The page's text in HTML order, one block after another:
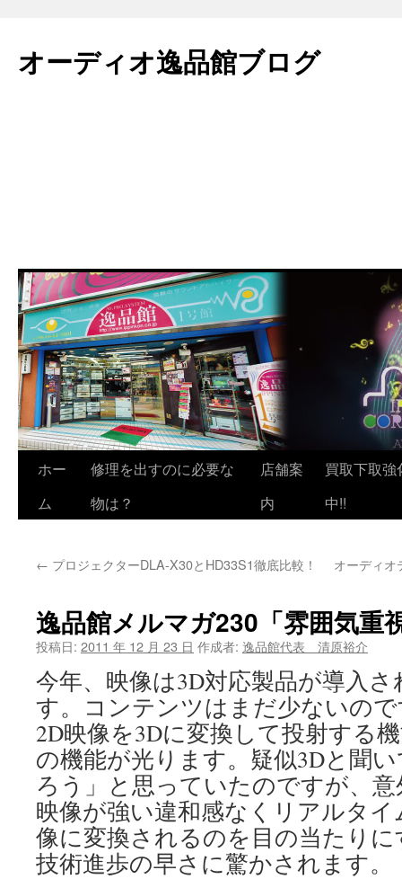
テ
ン
オーディオ逸品館ブログ
ホー
ム
修理を出すのに必要な
物は？
店舗案
内
買取下取強
中!!
← プロジェクターDLA-X30とHD33S1徹底比較！ オーディ
逸品館メルマガ230「雰囲気重
投稿日: 2011 年 12 月 23 日 作成者: 逸品館代表 清原裕介
今年、映像は3D対応製品が導入
す。コンテンツはまだ少ないの
2D映像を3Dに変換して投射する
の機能が光ります。疑似3Dと聞
ろう」と思っていたのですが、
映像が強い違和感なくリアルタイ
像に変換されるのを目の当たり
技術進歩の早さに驚かされます。